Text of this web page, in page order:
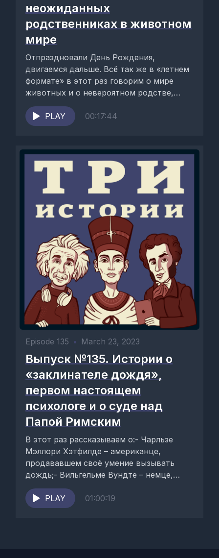
неожиданных
родственниках в животном
мире
Отпраздновали День Рождения,
двигаемся дальше. Всё так же в «летнем
формате» в этот раз говорим о мире
животных и о невероятном родстве,
казалось бы,...
PLAY
00:17:44
Episode 135 • March 23, 2023
Выпуск №135. Истории о
«заклинателе дождя»,
первом настоящем
психологе и о суде над
Папой Римским
В этот раз рассказываем о:- Чарльзе
Мэллори Хэтфилде – американце,
продававшем своё умение вызывать
дождь;- Вильгельме Вундте – немце,
создавшем современную психологию;-
Папе Формозе...
PLAY 01:00:19